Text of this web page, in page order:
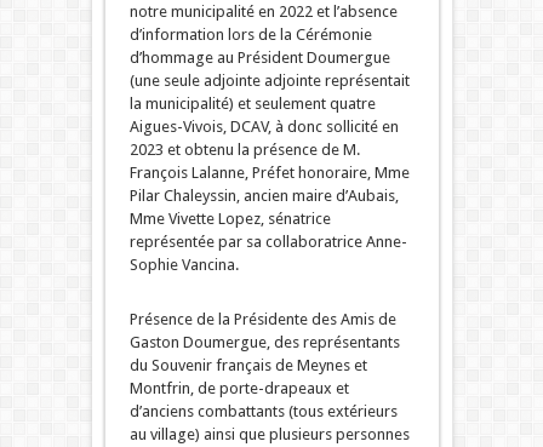
notre municipalité en 2022 et l’absence
d’information lors de la Cérémonie
d’hommage au Président Doumergue
(une seule adjointe adjointe représentait
la municipalité) et seulement quatre
Aigues-Vivois, DCAV, à donc sollicité en
2023 et obtenu la présence de M.
François Lalanne, Préfet honoraire, Mme
Pilar Chaleyssin, ancien maire d’Aubais,
Mme Vivette Lopez, sénatrice
représentée par sa collaboratrice Anne-
Sophie Vancina.
Présence de la Présidente des Amis de
Gaston Doumergue, des représentants
du Souvenir français de Meynes et
Montfrin, de porte-drapeaux et
d’anciens combattants (tous extérieurs
au village) ainsi que plusieurs personnes